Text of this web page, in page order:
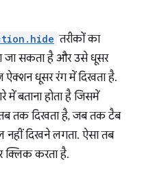
तरीकों का
जा सकता है और उसे धूसर
धूसर रंग में दिखता है.
बताना होता है जिसमें
तक दिखता है, जब तक टैब
नहीं दिखने लगता. ऐसा तब
क्लिक करता है.